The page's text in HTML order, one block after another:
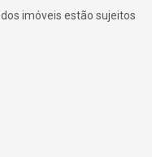
imóveis estão sujeitos